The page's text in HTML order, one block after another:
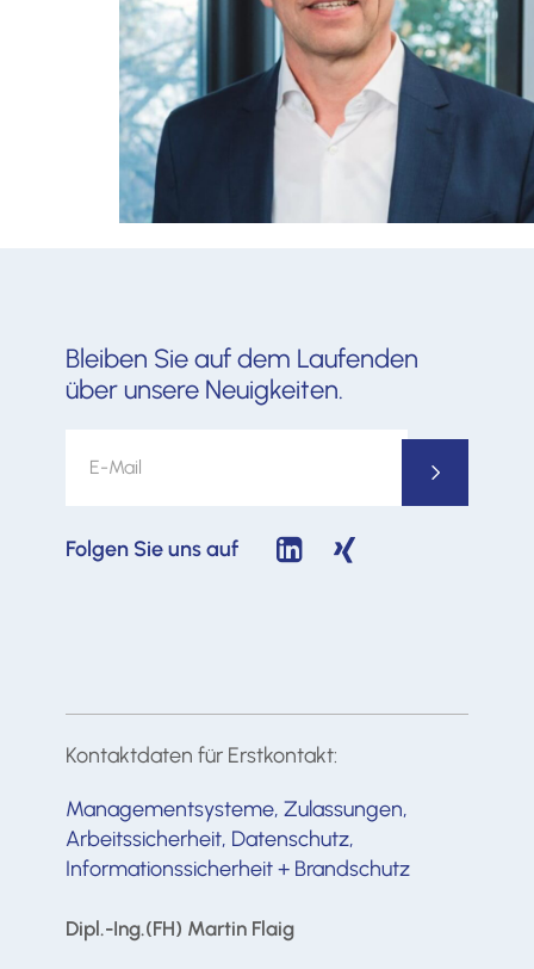
Kontaktieren sie uns jetzt
unverbindlich!
Bleiben Sie auf dem Laufenden
über unsere Neuigkeiten.
Folgen Sie uns auf
Kontaktdaten für Erstkontakt:
Managementsysteme, Zulassungen,
Arbeitssicherheit, Datenschutz,
Informationssicherheit + Brandschutz
Dipl.-Ing.(FH) Martin Flaig